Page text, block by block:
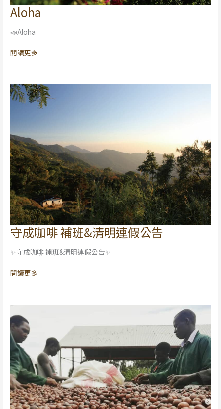
Aloha
📣Aloha
Aloha
閱讀更多
守成咖啡 補班&清明連假公告
✨守成咖啡 補班&清明連假公告✨
守
成
咖
補
&
清
明
連
假
公
告
閱讀更多